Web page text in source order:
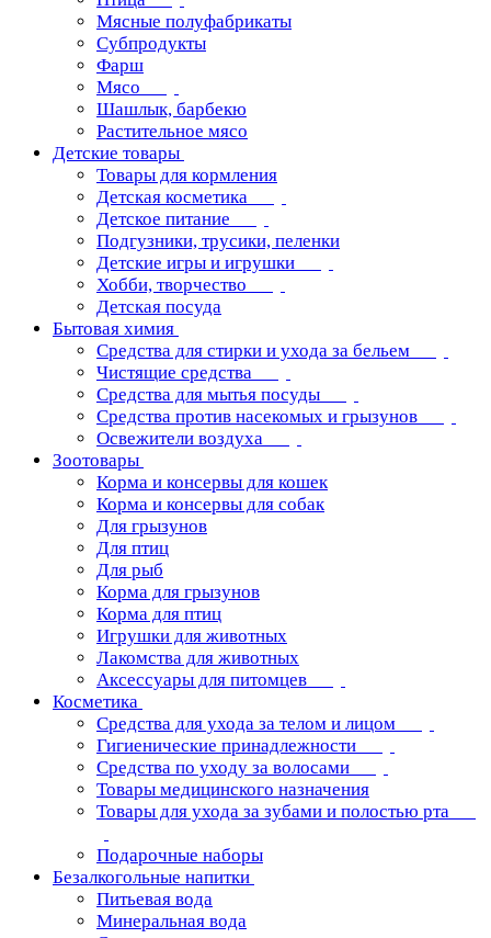
Мясные полуфабрикаты
Субпродукты
Фарш
Мясо
Шашлык, барбекю
Растительное мясо
Детские товары
Товары для кормления
Детская косметика
Детское питание
Подгузники, трусики, пеленки
Детские игры и игрушки
Хобби, творчество
Детская посуда
Бытовая химия
Средства для стирки и ухода за бельем
Чистящие средства
Средства для мытья посуды
Средства против насекомых и грызунов
Освежители воздуха
Зоотовары
Корма и консервы для кошек
Корма и консервы для собак
Для грызунов
Для птиц
Для рыб
Корма для грызунов
Корма для птиц
Игрушки для животных
Лакомства для животных
Аксессуары для питомцев
Косметика
Средства для ухода за телом и лицом
Гигиенические принадлежности
Средства по уходу за волосами
Товары медицинского назначения
Товары для ухода за зубами и полостью рта
Подарочные наборы
Безалкогольные напитки
Питьевая вода
Минеральная вода